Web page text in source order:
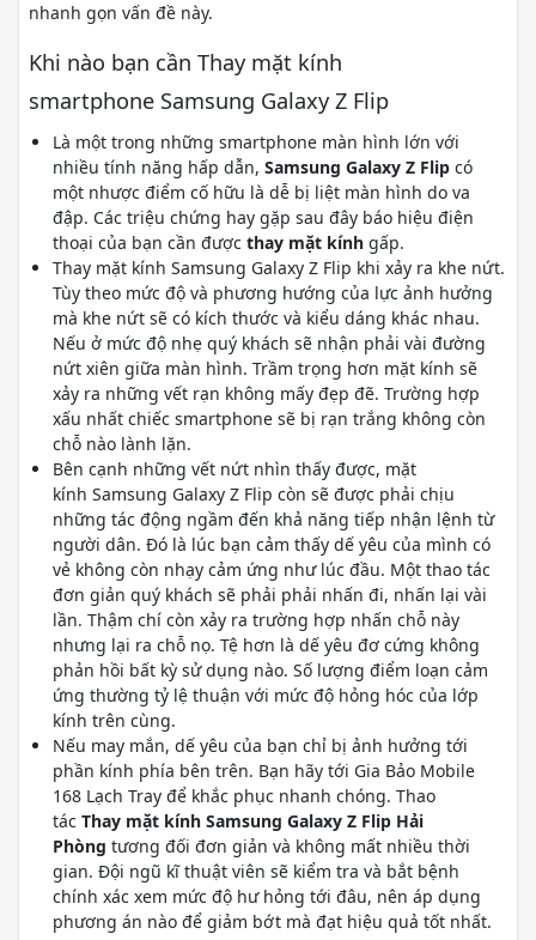
nhanh gọn vấn đề này.
Khi nào bạn cần Thay mặt kính
smartphone Samsung Galaxy Z Flip
Là một trong những smartphone màn hình lớn với
nhiều tính năng hấp dẫn, Samsung Galaxy Z Flip có
một nhược điểm cố hữu là dễ bị liệt màn hình do va
đập. Các triệu chứng hay gặp sau đây báo hiệu điện
thoại của bạn cần được thay mặt kính gấp.
Thay mặt kính Samsung Galaxy Z Flip khi xảy ra khe nứt.
Tùy theo mức độ và phương hướng của lực ảnh hưởng
mà khe nứt sẽ có kích thước và kiểu dáng khác nhau.
Nếu ở mức độ nhẹ quý khách sẽ nhận phải vài đường
nứt xiên giữa màn hình. Trầm trọng hơn mặt kính sẽ
xảy ra những vết rạn không mấy đẹp đẽ. Trường hợp
xấu nhất chiếc smartphone sẽ bị rạn trắng không còn
chỗ nào lành lặn.
Bên cạnh những vết nứt nhìn thấy được, mặt
kính Samsung Galaxy Z Flip còn sẽ được phải chịu
những tác động ngầm đến khả năng tiếp nhận lệnh từ
người dân. Đó là lúc bạn cảm thấy dế yêu của mình có
vẻ không còn nhạy cảm ứng như lúc đầu. Một thao tác
đơn giản quý khách sẽ phải phải nhấn đi, nhấn lại vài
lần. Thậm chí còn xảy ra trường hợp nhấn chỗ này
nhưng lại ra chỗ nọ. Tệ hơn là dế yêu đơ cứng không
phản hồi bất kỳ sử dụng nào. Số lượng điểm loạn cảm
ứng thường tỷ lệ thuận với mức độ hỏng hóc của lớp
kính trên cùng.
Nếu may mắn, dế yêu của bạn chỉ bị ảnh hưởng tới
phần kính phía bên trên. Bạn hãy tới Gia Bảo Mobile
168 Lạch Tray để khắc phục nhanh chóng. Thao
tác Thay mặt kính Samsung Galaxy Z Flip Hải
Phòng tương đối đơn giản và không mất nhiều thời
gian. Đội ngũ kĩ thuật viên sẽ kiểm tra và bắt bệnh
chính xác xem mức độ hư hỏng tới đâu, nên áp dụng
phương án nào để giảm bớt mà đạt hiệu quả tốt nhất.